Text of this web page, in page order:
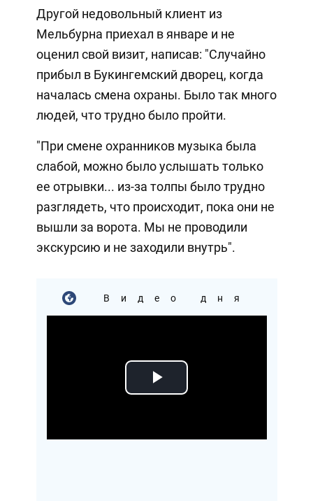
Другой недовольный клиент из
Мельбурна приехал в январе и не
оценил свой визит, написав: "Случайно
прибыл в Букингемский дворец, когда
началась смена охраны. Было так много
людей, что трудно было пройти.
"При смене охранников музыка была
слабой, можно было услышать только
ее отрывки... из-за толпы было трудно
разглядеть, что происходит, пока они не
вышли за ворота. Мы не проводили
экскурсию и не заходили внутрь".
Видео дня
Play